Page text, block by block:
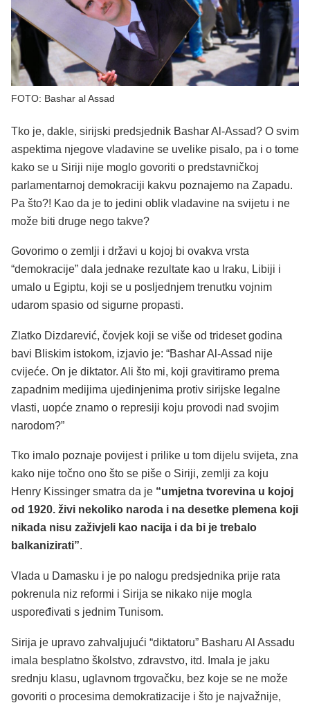
FOTO: Bashar al Assad
Tko je, dakle, sirijski predsjednik Bashar Al-Assad? O svim
aspektima njegove vladavine se uvelike pisalo, pa i o tome
kako se u Siriji nije moglo govoriti o predstavničkoj
parlamentarnoj demokraciji kakvu poznajemo na Zapadu.
Pa što?! Kao da je to jedini oblik vladavine na svijetu i ne
može biti druge nego takve?
Govorimo o zemlji i državi u kojoj bi ovakva vrsta
“demokracije” dala jednake rezultate kao u Iraku, Libiji i
umalo u Egiptu, koji se u posljednjem trenutku vojnim
udarom spasio od sigurne propasti.
Zlatko Dizdarević, čovjek koji se više od trideset godina
bavi Bliskim istokom, izjavio je: “Bashar Al-Assad nije
cvijeće. On je diktator. Ali što mi, koji gravitiramo prema
zapadnim medijima ujedinjenima protiv sirijske legalne
vlasti, uopće znamo o represiji koju provodi nad svojim
narodom?”
Tko imalo poznaje povijest i prilike u tom dijelu svijeta, zna
kako nije točno ono što se piše o Siriji, zemlji za koju
Henry Kissinger smatra da je “umjetna tvorevina u kojoj
od 1920. živi nekoliko naroda i na desetke plemena koji
nikada nisu zaživjeli kao nacija i da bi je trebalo
balkanizirati”.
Vlada u Damasku i je po nalogu predsjednika prije rata
pokrenula niz reformi i Sirija se nikako nije mogla
uspoređivati s jednim Tunisom.
Sirija je upravo zahvaljujući “diktatoru” Basharu Al Assadu
imala besplatno školstvo, zdravstvo, itd. Imala je jaku
srednju klasu, uglavnom trgovačku, bez koje se ne može
govoriti o procesima demokratizacije i što je najvažnije,